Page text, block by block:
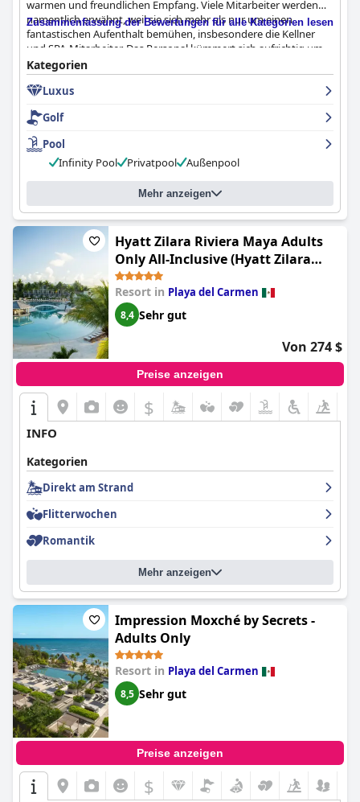
Lebensmittelqualität. Trotzdem bleibt es ein sehr beliebtes Ziel
für einen angenehmen und erholsamen Aufenthalt.
warmen und freundlichen Empfang. Viele Mitarbeiter werden
namentlich erwähnt, weil sie sich mehr als nur um einen
fantastischen Aufenthalt bemühen, insbesondere die Kellner
und SPA-Mitarbeiter. Das Personal kümmert sich aufrichtig um
die Erfahrungen der Gäste und ist immer bereit, ihren Urlaub
noch besser zu machen. Insgesamt ist der Kundenservice in
diesem Luxus-Resort erstklassig und sehr empfehlenswert.
Zusammenfassung der Bewertungen für alle Kategorien lesen
Kategorien
Luxus
Golf
Pool
Infinity Pool
Privatpool Außenpool
Mehr anzeigen
Hyatt Zilara Riviera Maya Adults
Only All-Inclusive (Hyatt Zilara
Riviera Maya - Adults Only - All
Inclusive)
Resort in Playa del Carmen
8,4 Sehr gut
Von 274 $
Preise anzeigen
$
INFO
Kategorien
Direkt am Strand
Flitterwochen
Romantik
Mehr anzeigen
Impression Moxché by Secrets -
Adults Only
Resort in Playa del Carmen
8,5 Sehr gut
Preise anzeigen
$